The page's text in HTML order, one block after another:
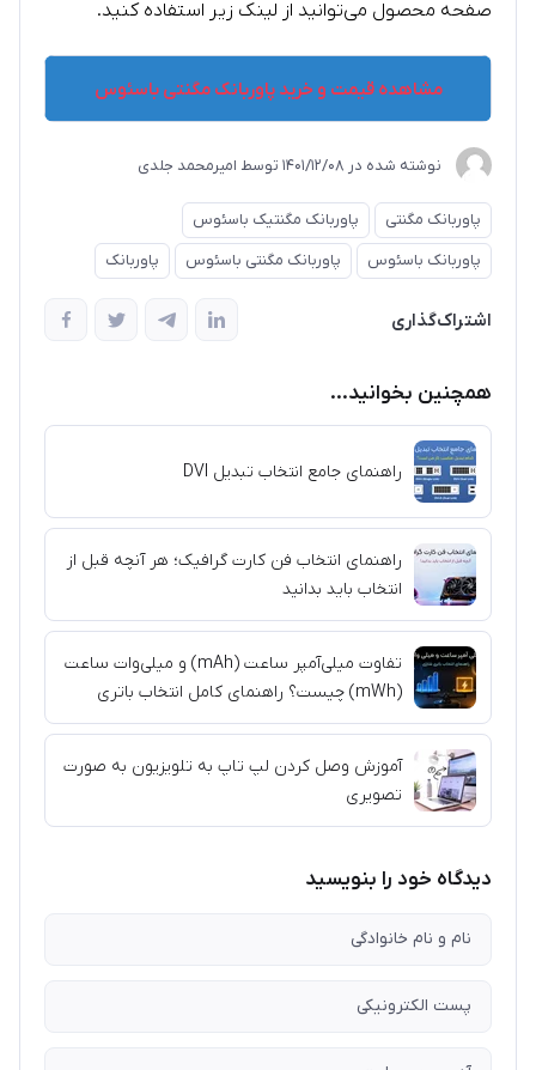
صفحه محصول می‌توانید از لینک زیر استفاده کنید.
مشاهده قیمت و خرید پاوربانک مگنتی باسئوس
نوشته شده در 1401/12/08 توسط امیرمحمد جلدی
پاوربانک مگنتی
پاوربانک مگنتیک باسئوس
پاوربانک باسئوس
پاوربانک مگنتی باسئوس پاوربانک
اشتراک‌گذاری
همچنین بخوانید...
راهنمای جامع انتخاب تبدیل DVI
راهنمای انتخاب فن کارت گرافیک؛ هر آنچه قبل از
انتخاب باید بدانید
تفاوت میلی‌آمپر ساعت (mAh) و میلی‌وات ساعت
(mWh) چیست؟ راهنمای کامل انتخاب باتری
آموزش وصل کردن لپ تاپ به تلویزیون به صورت
تصویری
دیدگاه خود را بنویسید